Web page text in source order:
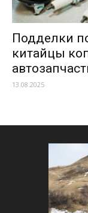
Подделки
китайцы
13.08.2025